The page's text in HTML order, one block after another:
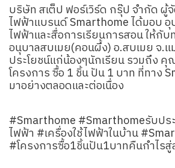
บริษัท สเต็ป ฟอร์เวิร์ด กรุ๊ป จํากัด ผู้
ไฟฟ้าแบรนด์ Smarthome ได้มอบ
ไฟฟ้าและสื่อการเรียนการสอน ให้กับ
อนุบาลสบเมย(คอนผึ้ง) อ.สบเมย จ.แ
ประโยชน์แก่น้องๆนักเรียน รวมถึง
โครงการ ซื้อ 1 ชิ้น ปัน 1 บาท ที่ทาง
มาอย่างตลอดและต่อเนื่อง
#Smarthome #Smarthomeรับปร
ไฟฟ้า #เครื่องใช้ไฟฟ้าในบ้าน
#โครงการซื้อ1ชิ้นปัน1บาทคืนกำไร